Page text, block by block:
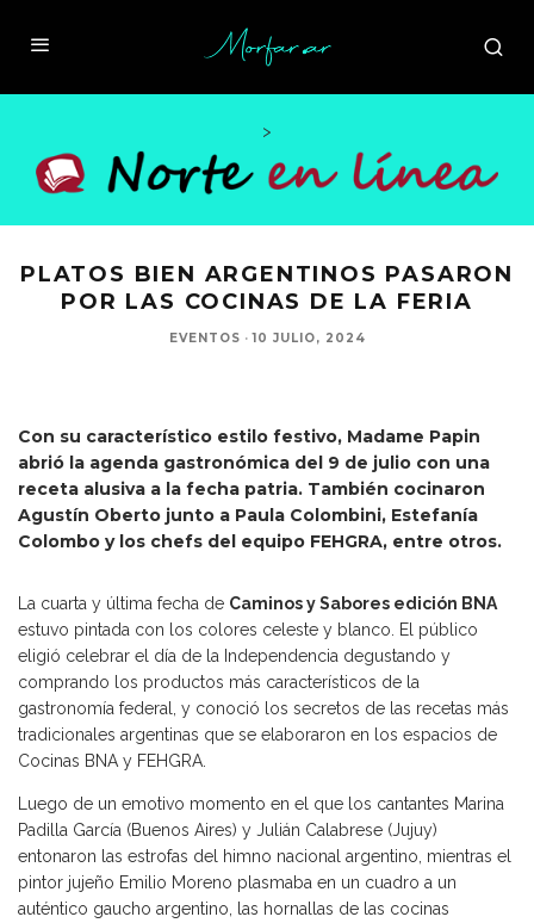
>
PLATOS BIEN ARGENTINOS PASARON
POR LAS COCINAS DE LA FERIA
EVENTOS · 10 JULIO, 2024
Con su característico estilo festivo, Madame Papin
abrió la agenda gastronómica del 9 de julio con una
receta alusiva a la fecha patria. También cocinaron
Agustín Oberto junto a Paula Colombini, Estefanía
Colombo y los chefs del equipo FEHGRA, entre otros.
La cuarta y última fecha de Caminos y Sabores edición BNA
estuvo pintada con los colores celeste y blanco. El público
eligió celebrar el día de la Independencia degustando y
comprando los productos más característicos de la
gastronomía federal, y conoció los secretos de las recetas más
tradicionales argentinas que se elaboraron en los espacios de
Cocinas BNA y FEHGRA.
Luego de un emotivo momento en el que los cantantes Marina
Padilla García (Buenos Aires) y Julián Calabrese (Jujuy)
entonaron las estrofas del himno nacional argentino, mientras el
pintor jujeño Emilio Moreno plasmaba en un cuadro a un
auténtico gaucho argentino, las hornallas de las cocinas